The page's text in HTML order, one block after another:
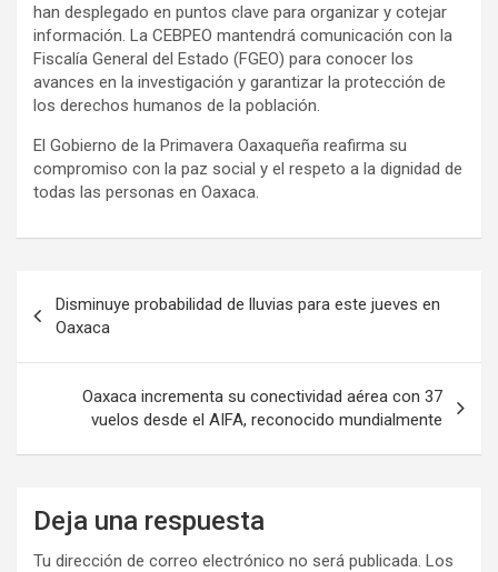
han desplegado en puntos clave para organizar y cotejar
información. La CEBPEO mantendrá comunicación con la
Fiscalía General del Estado (FGEO) para conocer los
avances en la investigación y garantizar la protección de
los derechos humanos de la población.
El Gobierno de la Primavera Oaxaqueña reafirma su
compromiso con la paz social y el respeto a la dignidad de
todas las personas en Oaxaca.
de
entradas
Disminuye probabilidad de lluvias para este jueves en
Oaxaca
Oaxaca incrementa su conectividad aérea con 37
vuelos desde el AIFA, reconocido mundialmente
Deja una respuesta
Tu dirección de correo electrónico no será publicada. Los